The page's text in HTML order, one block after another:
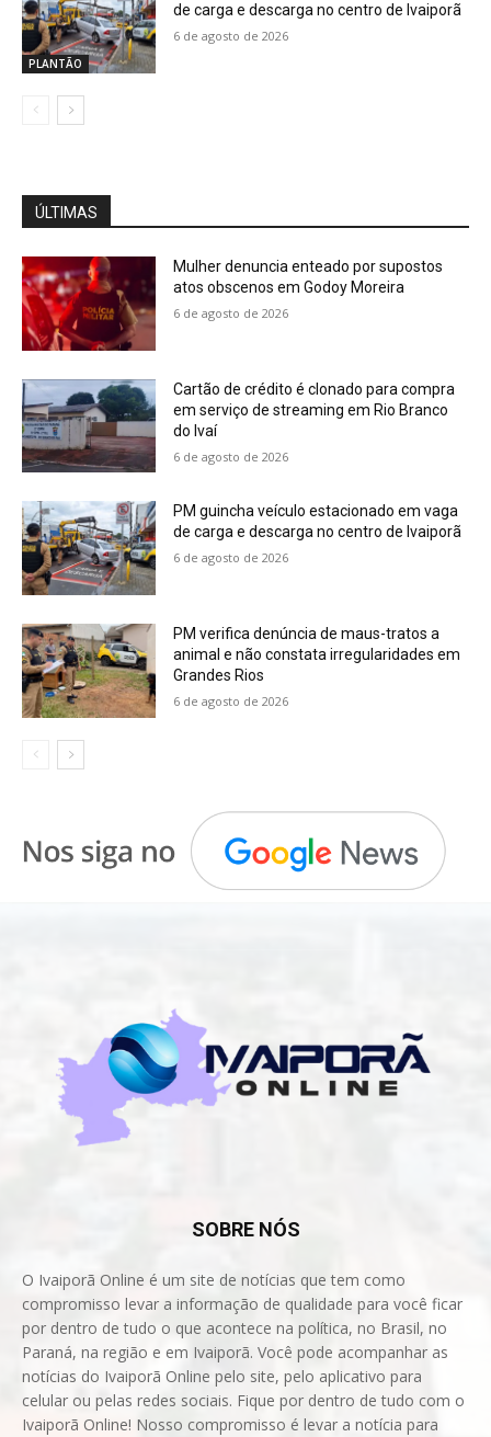
PLANTÃO
de carga e descarga no centro de Ivaiporã
6 de agosto de 2026
ÚLTIMAS
Mulher denuncia enteado por supostos
atos obscenos em Godoy Moreira
6 de agosto de 2026
Cartão de crédito é clonado para compra
em serviço de streaming em Rio Branco
do Ivaí
6 de agosto de 2026
PM guincha veículo estacionado em vaga
de carga e descarga no centro de Ivaiporã
6 de agosto de 2026
PM verifica denúncia de maus-tratos a
animal e não constata irregularidades em
Grandes Rios
6 de agosto de 2026
SOBRE NÓS
O Ivaiporã Online é um site de notícias que tem como
compromisso levar a informação de qualidade para você ficar
por dentro de tudo o que acontece na política, no Brasil, no
Paraná, na região e em Ivaiporã. Você pode acompanhar as
notícias do Ivaiporã Online pelo site, pelo aplicativo para
celular ou pelas redes sociais. Fique por dentro de tudo com o
Ivaiporã Online! Nosso compromisso é levar a notícia para